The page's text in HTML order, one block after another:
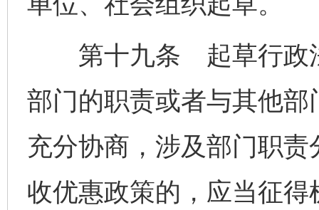
第十九条 起草行政法
部门的职责或者与其他
充分协商，涉及部门职
收优惠政策的，应当征